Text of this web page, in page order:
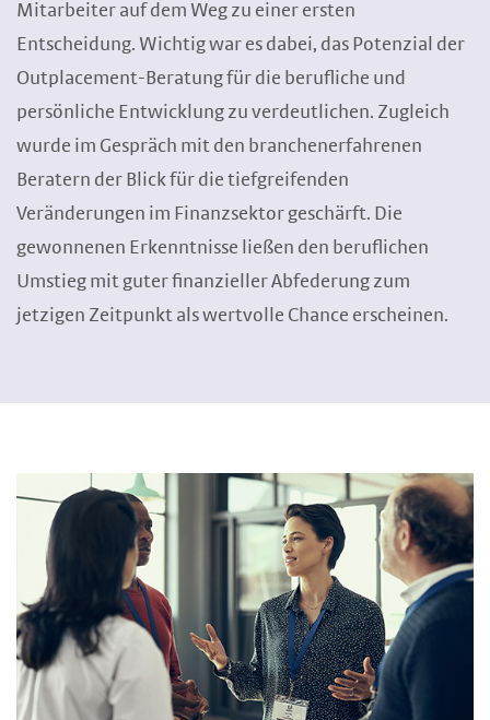
Mitarbeiter auf dem Weg zu einer ersten
Entscheidung. Wichtig war es dabei, das Potenzial der
Outplacement-Beratung für die berufliche und
persönliche Entwicklung zu verdeutlichen. Zugleich
wurde im Gespräch mit den branchenerfahrenen
Beratern der Blick für die tiefgreifenden
Veränderungen im Finanzsektor geschärft. Die
gewonnenen Erkenntnisse ließen den beruflichen
Umstieg mit guter finanzieller Abfederung zum
jetzigen Zeitpunkt als wertvolle Chance erscheinen.